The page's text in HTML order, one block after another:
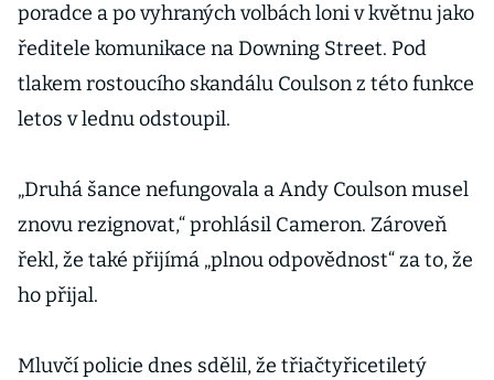
poradce a po vyhraných volbách loni v květnu jako
ředitele komunikace na Downing Street. Pod
tlakem rostoucího skandálu Coulson z této funkce
letos v lednu odstoupil.
„Druhá šance nefungovala a Andy Coulson musel
znovu rezignovat,“ prohlásil Cameron. Zároveň
řekl, že také přijímá „plnou odpovědnost“ za to, že
ho přijal.
Mluvčí policie dnes sdělil, že třiačtyřicetiletý